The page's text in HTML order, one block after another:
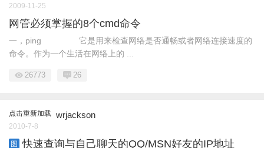
2009-11-25
网管必须掌握的8个cmd命令
一，ping 它是用来检查网络是否通畅或者网络连接速度的
命令。作为一个生活在网络上的 ...
26773 26
点击重新加载 wrjackson
2010-7-8
图 快速查询与自己聊天的QQ/MSN好友的IP地址